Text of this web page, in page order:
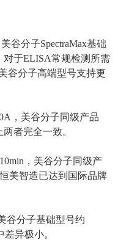
美谷分子SpectraMax基础
对于ELISA常规检测所需
谷分子高端型号支持更
，美谷分子同级产品
者完全一致。
，美谷分子同级产
美智造已达到国际品牌
谷分子基础型号约
异极小。